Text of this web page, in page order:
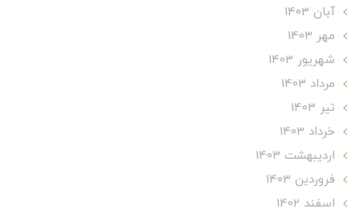
آبان 1403
مهر 1403
شهریور 1403
مرداد 1403
تير 1403
خرداد 1403
ارديبهشت 1403
فروردین 1403
اسفند 1402